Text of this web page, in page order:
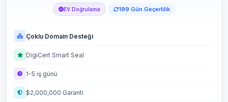
EV Doğrulama 199 Gün Geçerlilik
Çoklu Domain Desteği
DigiCert Smart Seal
1-5 iş günü
$2,000,000 Garanti